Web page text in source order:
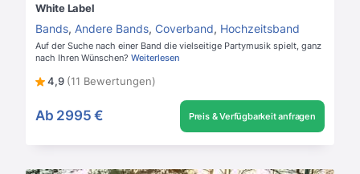
White Label
Bands, Andere Bands, Coverband, Hochzeitsband
Auf der Suche nach einer Band die vielseitige Partymusik spielt, ganz
nach Ihren Wünschen? Weiterlesen
4,9 (11 Bewertungen)
Ab 2995 € Preis & Verfügbarkeit anfragen